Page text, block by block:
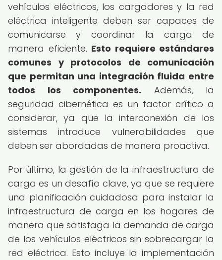
vehículos eléctricos, los cargadores y la red
eléctrica inteligente deben ser capaces de
comunicarse y coordinar la carga de
manera eficiente. Esto requiere estándares
comunes y protocolos de comunicación
que permitan una integración fluida entre
todos los componentes. Además, la
seguridad cibernética es un factor crítico a
considerar, ya que la interconexión de los
sistemas introduce vulnerabilidades que
deben ser abordadas de manera proactiva.
Por último, la gestión de la infraestructura de
carga es un desafío clave, ya que se requiere
una planificación cuidadosa para instalar la
infraestructura de carga en los hogares de
manera que satisfaga la demanda de carga
de los vehículos eléctricos sin sobrecargar la
red eléctrica. Esto incluye la implementación